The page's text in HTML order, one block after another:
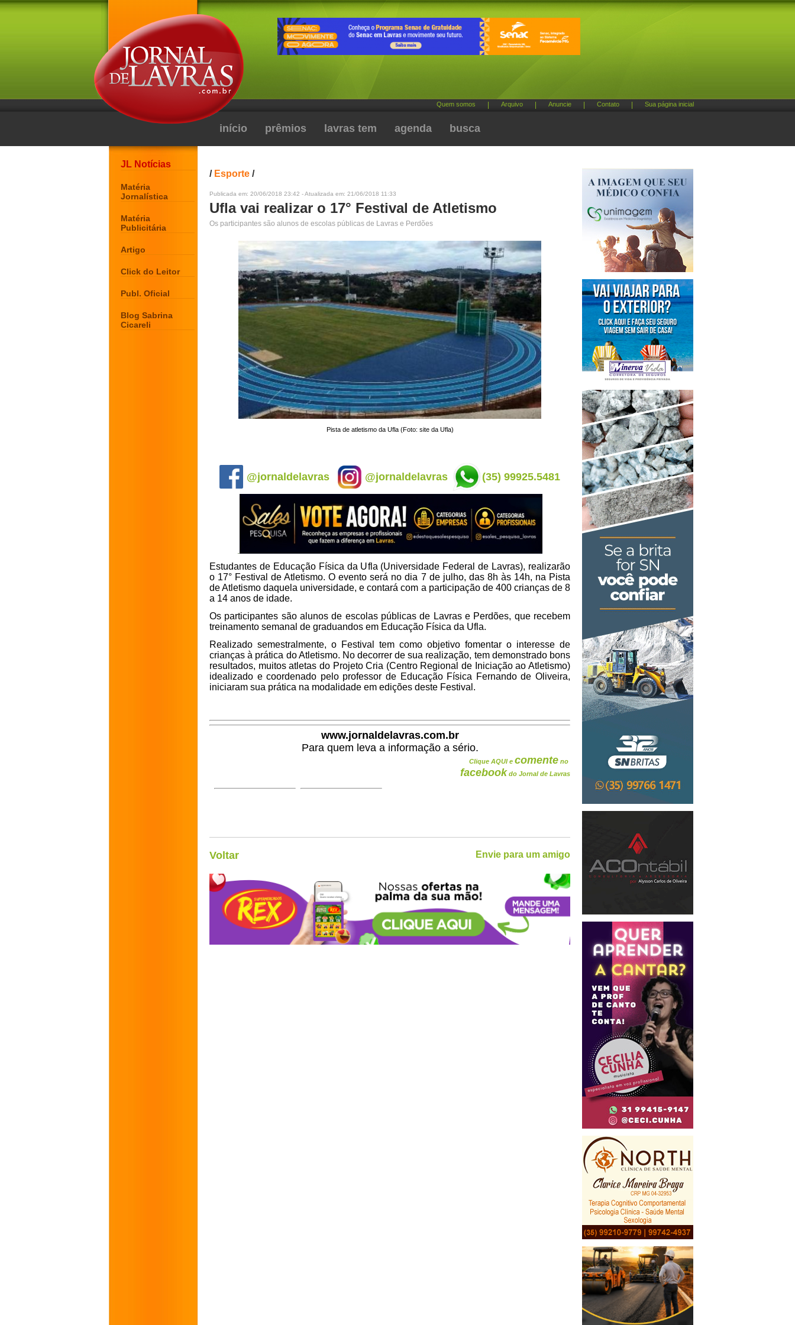
Quem somos Arquivo Anuncie Contato Sua página inicial
início prêmios lavras tem agenda busca
JL Notícias
Matéria
Jornalística
Matéria
Publicitária
Artigo
Click do Leitor
Publ. Oficial
Blog Sabrina
Cicareli
/ Esporte /
Publicada em: 20/06/2018 23:42 - Atualizada em: 21/06/2018 11:33
Ufla vai realizar o 17° Festival de Atletismo
Os participantes são alunos de escolas públicas de Lavras e Perdões
Pista de atletismo da Ufla (Foto: site da Ufla)
@jornaldelavras @jornaldelavras (35) 99925.5481
Estudantes de Educação Física da Ufla (Universidade Federal de Lavras), realizarão
o 17° Festival de Atletismo. O evento será no dia 7 de julho, das 8h às 14h, na Pista
de Atletismo daquela universidade, e contará com a participação de 400 crianças de 8
a 14 anos de idade.
Os participantes são alunos de escolas públicas de Lavras e Perdões, que recebem
treinamento semanal de graduandos em Educação Física da Ufla.
Realizado semestralmente, o Festival tem como objetivo fomentar o interesse de
crianças à prática do Atletismo. No decorrer de sua realização, tem demonstrado bons
resultados, muitos atletas do Projeto Cria (Centro Regional de Iniciação ao Atletismo)
idealizado e coordenado pelo professor de Educação Física Fernando de Oliveira,
iniciaram sua prática na modalidade em edições deste Festival.
www.jornaldelavras.com.br
Para quem leva a informação a sério.
Clique AQUI e comente no
facebook do Jornal de Lavras
Voltar Envie para um amigo